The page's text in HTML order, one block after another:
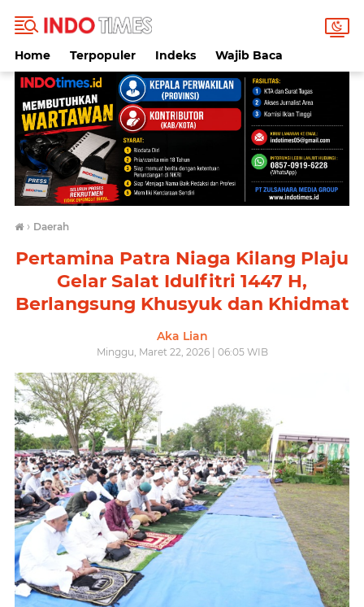
Home Terpopuler Indeks Wajib Baca
› Daerah
Pertamina Patra Niaga Kilang Plaju
Gelar Salat Idulfitri 1447 H,
Berlangsung Khusyuk dan Khidmat
Aka Lian
Minggu, Maret 22, 2026 | 06:05 WIB